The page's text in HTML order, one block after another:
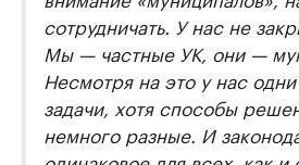
сотрудничать. У нас не
Мы — частные УК, они —
Несмотря на это у нас
задачи, хотя способы
немного разные. И